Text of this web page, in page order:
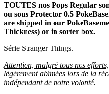
TOUTES nos Pops Regular
ou sous Protector 0.5
are shipped in our
Thickness) or in sorter box.
Série Stranger Things.
Attention, malgré tous nos
légèrement abîmées lors de la
indépendant de notre volonté.